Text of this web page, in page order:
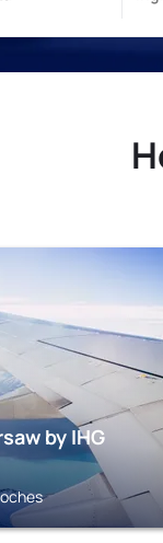
by IHG